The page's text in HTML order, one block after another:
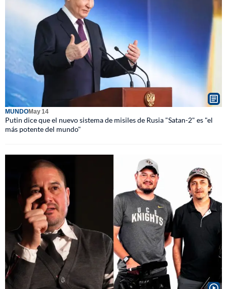
MUNDOMay 14
Putin dice que el nuevo sistema de misiles de Rusia "Satan-2" es "el
más potente del mundo"